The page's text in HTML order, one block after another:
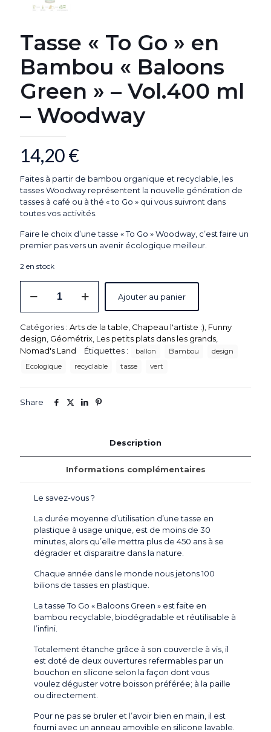
Tasse « To Go » en
Bambou « Baloons
Green » – Vol.400 ml
– Woodway
14,20€
Faites à partir de bambou organique et recyclable, les
tasses Woodway représentent la nouvelle génération de
tasses à café ou à thé « to Go » qui vous suivront dans
toutes vos activités.
Faire le choix d’une tasse « To Go » Woodway, c’est faire un
premier pas vers un avenir écologique meilleur.
2 en stock
Go"
en
Bambou
"Baloons
Vol.400
Ajouter au panier
Catégories : Arts de la table Chapeau l'artiste :) Funny
design Géométrix Les petits plats dans les grands
Nomad's Land
Étiquettes : ballon Bambou
design
Ecologique
recyclable tasse vert
Share
Description
Informations complémentaires
Le savez-vous ?
La durée moyenne d’utilisation d’une tasse en
plastique à usage unique, est de moins de 30
minutes, alors qu’elle mettra plus de 450 ans à se
dégrader et disparaitre dans la nature.
Chaque année dans le monde nous jetons 100
bilions de tasses en plastique.
La tasse To Go « Baloons Green » est faite en
bambou recyclable, biodégradable et réutilisable à
l’infini.
Totalement étanche grâce à son couvercle à vis, il
est doté de deux ouvertures refermables par un
bouchon en silicone selon la façon dont vous
voulez déguster votre boisson préférée; à la paille
ou directement.
Pour ne pas se bruler et l’avoir bien en main, il est
fourni avec un anneau amovible en silicone lavable.